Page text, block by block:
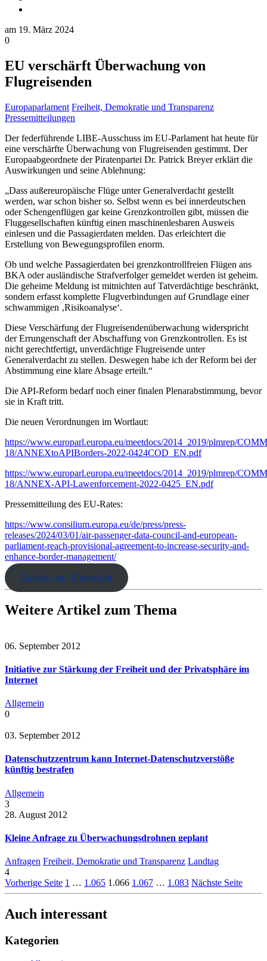
am 19. März 2024
0
EU verschärft Überwachung von
Flugreisenden
Europaparlament Freiheit, Demokratie und Transparenz
Pressemitteilungen
Der federführende LIBE-Ausschuss im EU-Parlament hat heute für
eine verschärfte Überwachung von Flugreisenden gestimmt. Der
Europaabgeordnete der Piratenpartei Dr. Patrick Breyer erklärt die
Auswirkungen und seine Ablehnung:
„Dass außereuropäische Flüge unter Generalverdacht gestellt
werden, war schon bisher so. Selbst wenn es bei innerdeutschen
oder Schengenflügen gar keine Grenzkontrollen gibt, müssen die
Fluggesellschaften künftig einen maschinenlesbaren Ausweis
einlesen und die Passagierdaten melden. Das erleichtert die
Erstellung von Bewegungsprofilen enorm.
Ob und welche Passagierdaten bei grenzkontrollfreien Flügen ans
BKA oder ausländische Strafverfolger gemeldet werden ist geheim.
Die geheime Meldung ist mitnichten auf Tatverdächtige beschränkt,
sondern erfasst komplette Flugverbindungen auf Grundlage einer
schwammigen ‚Risikoanalyse‘.
Diese Verschärfung der Flugreisendenüberwachung widerspricht
der Errungenschaft der Abschaffung von Grenzkontrollen. Es ist
nicht gerechtfertigt, unverdächtige Flugreisende unter
Generalverdacht zu stellen. Deswegen habe ich der Reform bei der
Abstimmung eine klare Absage erteilt.“
Die API-Reform bedarf noch einer finalen Plenarabstimmung, bevor
sie in Kraft tritt.
Die neuen Verordnungen im Wortlaut:
https://www.europarl.europa.eu/meetdocs/2014_2019/plmrep/
18/ANNEXtoAPIBorders-2022-0424COD_EN.pdf
https://www.europarl.europa.eu/meetdocs/2014_2019/plmrep/
18/ANNEX-API-Lawenforcement-2022-0425_EN.pdf
Pressemitteilung des EU-Rates:
https://www.consilium.europa.eu/de/press/press-
releases/2024/03/01/air-passenger-data-council-and-european-
parliament-reach-provisional-agreement-to-increase-security-and-
enhance-border-management/
Zurück zur Übersicht
Weitere Artikel zum Thema
06. September 2012
Initiative zur Stärkung der Freiheit und der Privatsphäre im
Internet
Allgemein
0
03. September 2012
Datenschutzzentrum kann Internet-Datenschutzverstöße
künftig bestrafen
Allgemein
3
28. August 2012
Kleine Anfrage zu Überwachungsdrohnen geplant
Anfragen Freiheit, Demokratie und Transparenz Landtag
4
Vorherige Seite 1 … 1.065 1.066 1.067 … 1.083 Nächste Seite
Auch interessant
Kategorien